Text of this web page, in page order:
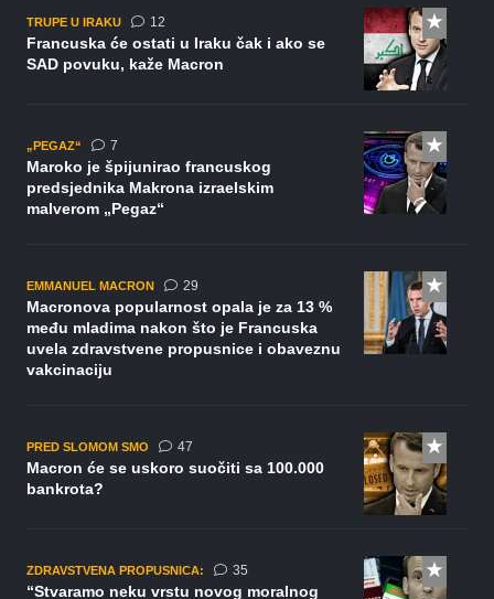
TRUPE U IRAKU 12komentara
Francuska će ostati u Iraku čak i ako se
SAD povuku, kaže Macron
„PEGAZ“ 7komentara
Maroko je špijunirao francuskog
predsjednika Makrona izraelskim
malverom „Pegaz“
EMMANUEL MACRON 29komentara
Macronova popularnost opala je za 13 %
među mladima nakon što je Francuska
uvela zdravstvene propusnice i obaveznu
vakcinaciju
PRED SLOMOM SMO 47komentara
Macron će se uskoro suočiti sa 100.000
bankrota?
ZDRAVSTVENA PROPUSNICA: 35komentara
“Stvaramo neku vrstu novog moralnog